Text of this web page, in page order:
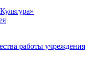
работы учреждения